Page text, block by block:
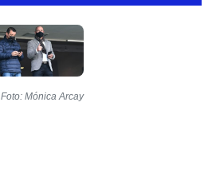
Foto: Mónica Arcay